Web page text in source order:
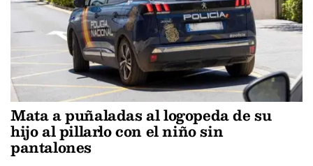
Mata a puñaladas al logopeda de su
hijo al pillarlo con el niño sin
pantalones